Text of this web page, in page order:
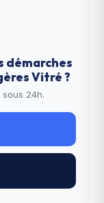
démarches
Vitré?
24h.